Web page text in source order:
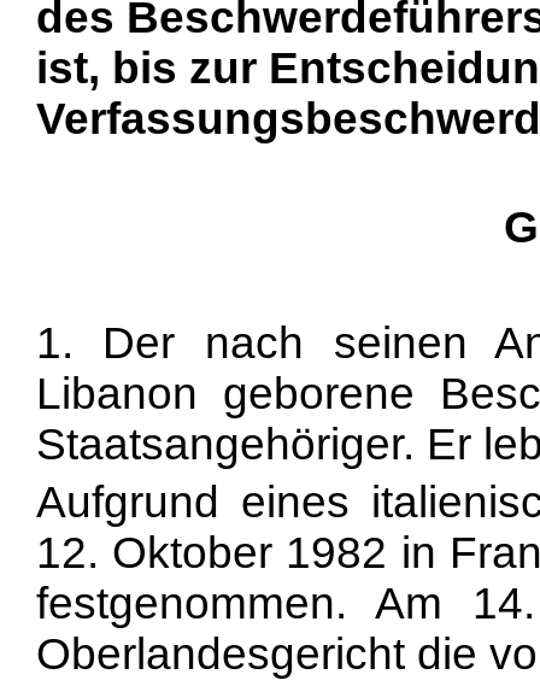
des
ist, bis zur
1. Der nach seinen
Libanon geborene
Staatsangehöriger. Er
Aufgrund eines
12. Oktober 1982 in
festgenommen. Am
Oberlandesgericht die